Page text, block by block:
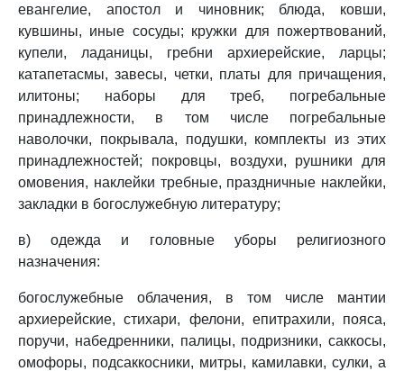
евангелие, апостол и чиновник; блюда, ковши,
кувшины, иные сосуды; кружки для пожертвований,
купели, ладаницы, гребни архиерейские, ларцы;
катапетасмы, завесы, четки, платы для причащения,
илитоны; наборы для треб, погребальные
принадлежности, в том числе погребальные
наволочки, покрывала, подушки, комплекты из этих
принадлежностей; покровцы, воздухи, рушники для
омовения, наклейки требные, праздничные наклейки,
закладки в богослужебную литературу;
в) одежда и головные уборы религиозного
назначения:
богослужебные облачения, в том числе мантии
архиерейские, стихари, фелони, епитрахили, пояса,
поручи, набедренники, палицы, подризники, саккосы,
омофоры, подсаккосники, митры, камилавки, сулки, а